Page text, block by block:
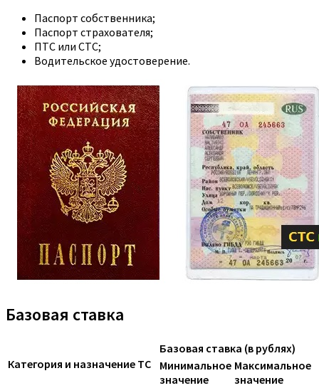
Паспорт собственника;
Паспорт страхователя;
ПТС или СТС;
Водительское удостоверение.
Базовая ставка
Категория и назначение ТС
Базовая ставка (в рублях)
Минимальное
значение
Максимальное
значение